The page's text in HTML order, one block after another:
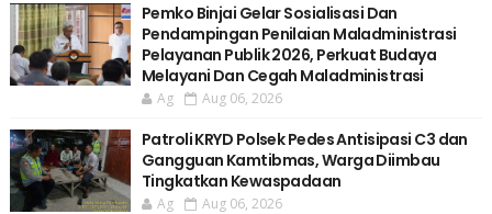
Pemko Binjai Gelar Sosialisasi Dan
Pendampingan Penilaian Maladministrasi
Pelayanan Publik 2026, Perkuat Budaya
Melayani Dan Cegah Maladministrasi
Ag Aug 06, 2026
Patroli KRYD Polsek Pedes Antisipasi C3 dan
Gangguan Kamtibmas, Warga Diimbau
Tingkatkan Kewaspadaan
Ag Aug 06, 2026